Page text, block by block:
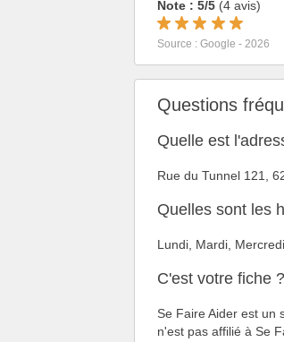
Note : 5/5 (4 avis)
Source : Google - 2026
Questions
Quelle est
Rue du Tunnel 121,
Quelles sont les
Lundi, Mardi,
C'est votre fiche ?
Se Faire Aider est un
n'est pas affilié à Se